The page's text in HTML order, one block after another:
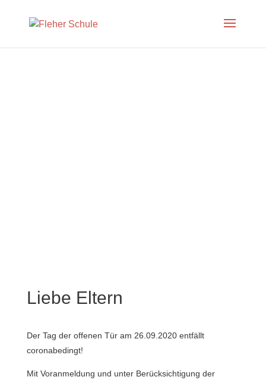
Liebe Eltern
Der Tag der offenen Tür am 26.09.2020 entfällt
coronabedingt!
Mit Voranmeldung und unter Berücksichtigung der